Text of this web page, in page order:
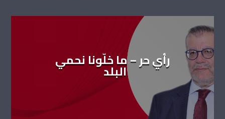
رأي حر – ما خلّونا نحمي
البلد